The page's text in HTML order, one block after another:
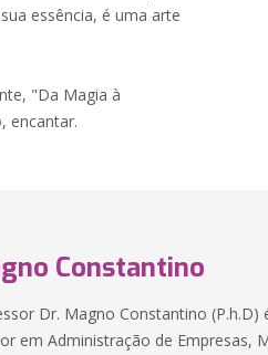
essência, é uma arte
"Da Magia à
encantar.
Constantino
Dr. Magno Constantino (P.h.D)
em Administração de Empresas,